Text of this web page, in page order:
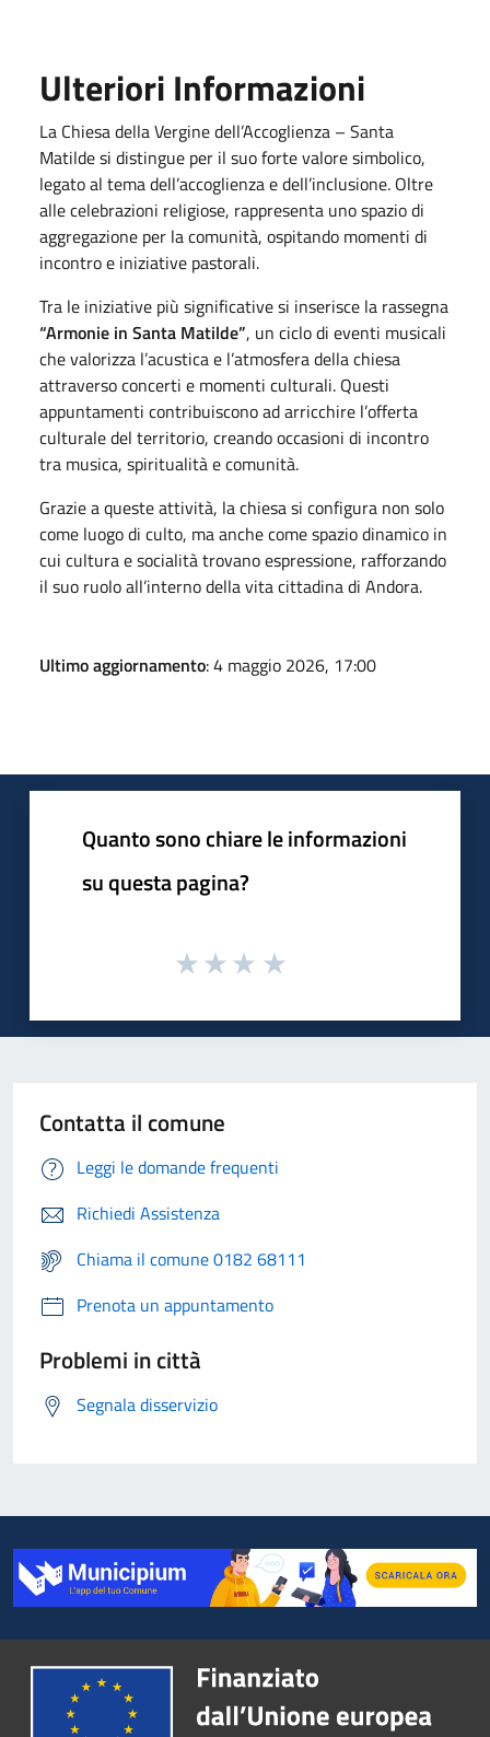
Ulteriori Informazioni
La Chiesa della Vergine dell’Accoglienza – Santa
Matilde si distingue per il suo forte valore simbolico,
legato al tema dell’accoglienza e dell’inclusione. Oltre
alle celebrazioni religiose, rappresenta uno spazio di
aggregazione per la comunità, ospitando momenti di
incontro e iniziative pastorali.
Tra le iniziative più significative si inserisce la rassegna
“Armonie in Santa Matilde”, un ciclo di eventi musicali
che valorizza l’acustica e l’atmosfera della chiesa
attraverso concerti e momenti culturali. Questi
appuntamenti contribuiscono ad arricchire l’offerta
culturale del territorio, creando occasioni di incontro
tra musica, spiritualità e comunità.
Grazie a queste attività, la chiesa si configura non solo
come luogo di culto, ma anche come spazio dinamico in
cui cultura e socialità trovano espressione, rafforzando
il suo ruolo all’interno della vita cittadina di Andora.
Ultimo aggiornamento: 4 maggio 2026, 17:00
Quanto sono chiare le informazioni
su questa pagina?
Contatta il comune
Leggi le domande frequenti
Richiedi Assistenza
Chiama il comune 0182 68111
Prenota un appuntamento
Problemi in città
Segnala disservizio